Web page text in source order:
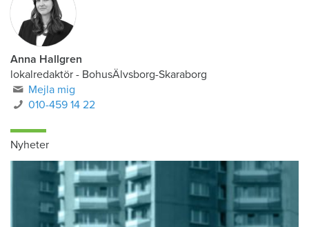
Anna Hallgren
lokalredaktör - BohusÄlvsborg-Skaraborg
Mejla mig
010-459 14 22
Nyheter